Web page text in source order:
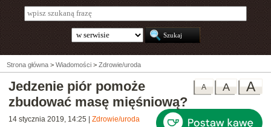
Strona główna > Wiadomości > Zdrowie/uroda
A
A
A
Jedzenie piór pomoże
zbudować masę mięśniową?
14 stycznia 2019, 14:25 Zdrowie/uroda